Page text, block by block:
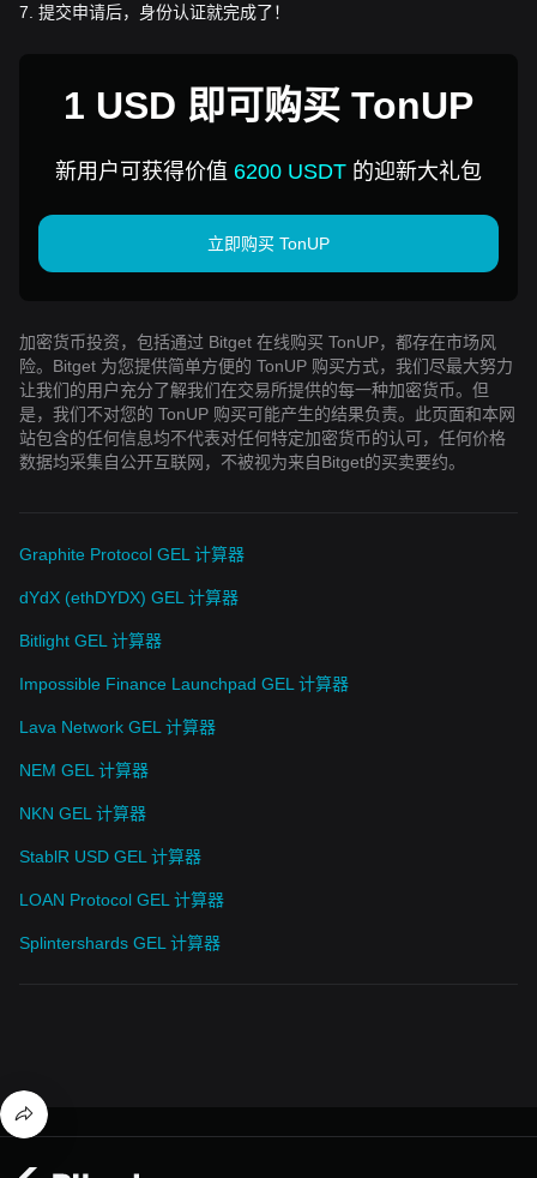
7 提交申请后，身份认证就完成了！
1 USD 即可购买 TonUP
新用户可获得价值 6200 USDT 的迎新大礼包
立即购买 TonUP
加密货币投资，包括通过 Bitget 在线购买 TonUP，都存在市场风
险。Bitget 为您提供简单方便的 TonUP 购买方式，我们尽最大努力
让我们的用户充分了解我们在交易所提供的每一种加密货币。但
是，我们不对您的 TonUP 购买可能产生的结果负责。此页面和本网
站包含的任何信息均不代表对任何特定加密货币的认可，任何价格
数据均采集自公开互联网，不被视为来自Bitget的买卖要约。
Graphite Protocol GEL 计算器
dYdX (ethDYDX) GEL 计算器
Bitlight GEL 计算器
Impossible Finance Launchpad GEL 计算器
Lava Network GEL 计算器
NEM GEL 计算器
NKN GEL 计算器
StablR USD GEL 计算器
LOAN Protocol GEL 计算器
Splintershards GEL 计算器